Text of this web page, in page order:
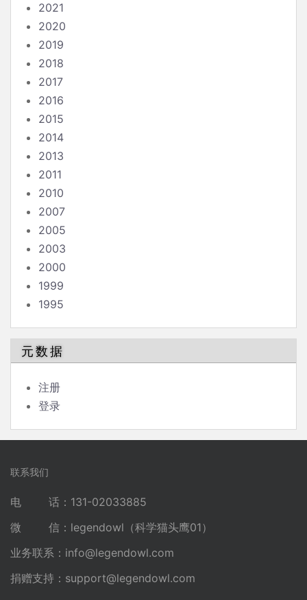
2021
2020
2019
2018
2017
2016
2015
2014
2013
2011
2010
2007
2005
2003
2000
1999
1995
元数据
注册
登录
联系我们
电 话：131-02033885
微 信：legendowl（科学猫头鹰01）
业务联系： info@legendowl.com
捐赠支持： support@legendowl.com